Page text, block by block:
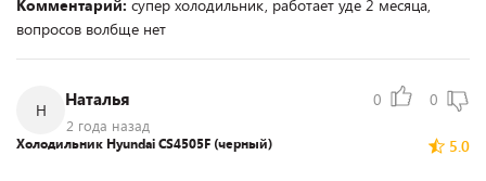
Комментарий: супер холодильник, работает уде 2 месяца,
вопросов волбще нет
Н
Наталья
2 года назад
0 0
5.0
Холодильник Hyundai CS4505F (черный)